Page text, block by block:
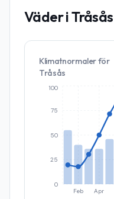
Väder iTråsås
Klimatnormaler för
Tråsås
Feb Apr
0
25
50
75
100